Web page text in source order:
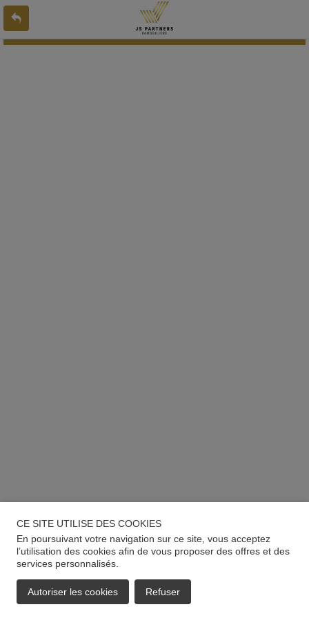
L'offre 8266370 n'existe pas ou n'est plus en ligne
CE SITE UTILISE DES COOKIES
En poursuivant votre navigation sur ce site, vous acceptez
l’utilisation des cookies afin de vous proposer des offres et des
services personnalisés.
Autoriser les cookies Refuser